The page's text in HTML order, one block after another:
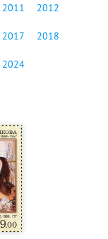
2011 2012
2017 2018
2024